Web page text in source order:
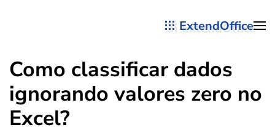
ExtendOffice
Como classificar dados
ignorando valores zero no
Excel?